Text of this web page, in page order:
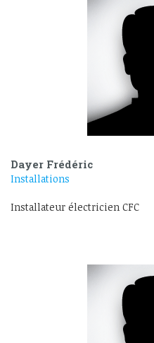
Dayer Frédéric
Installations
Installateur électricien CFC